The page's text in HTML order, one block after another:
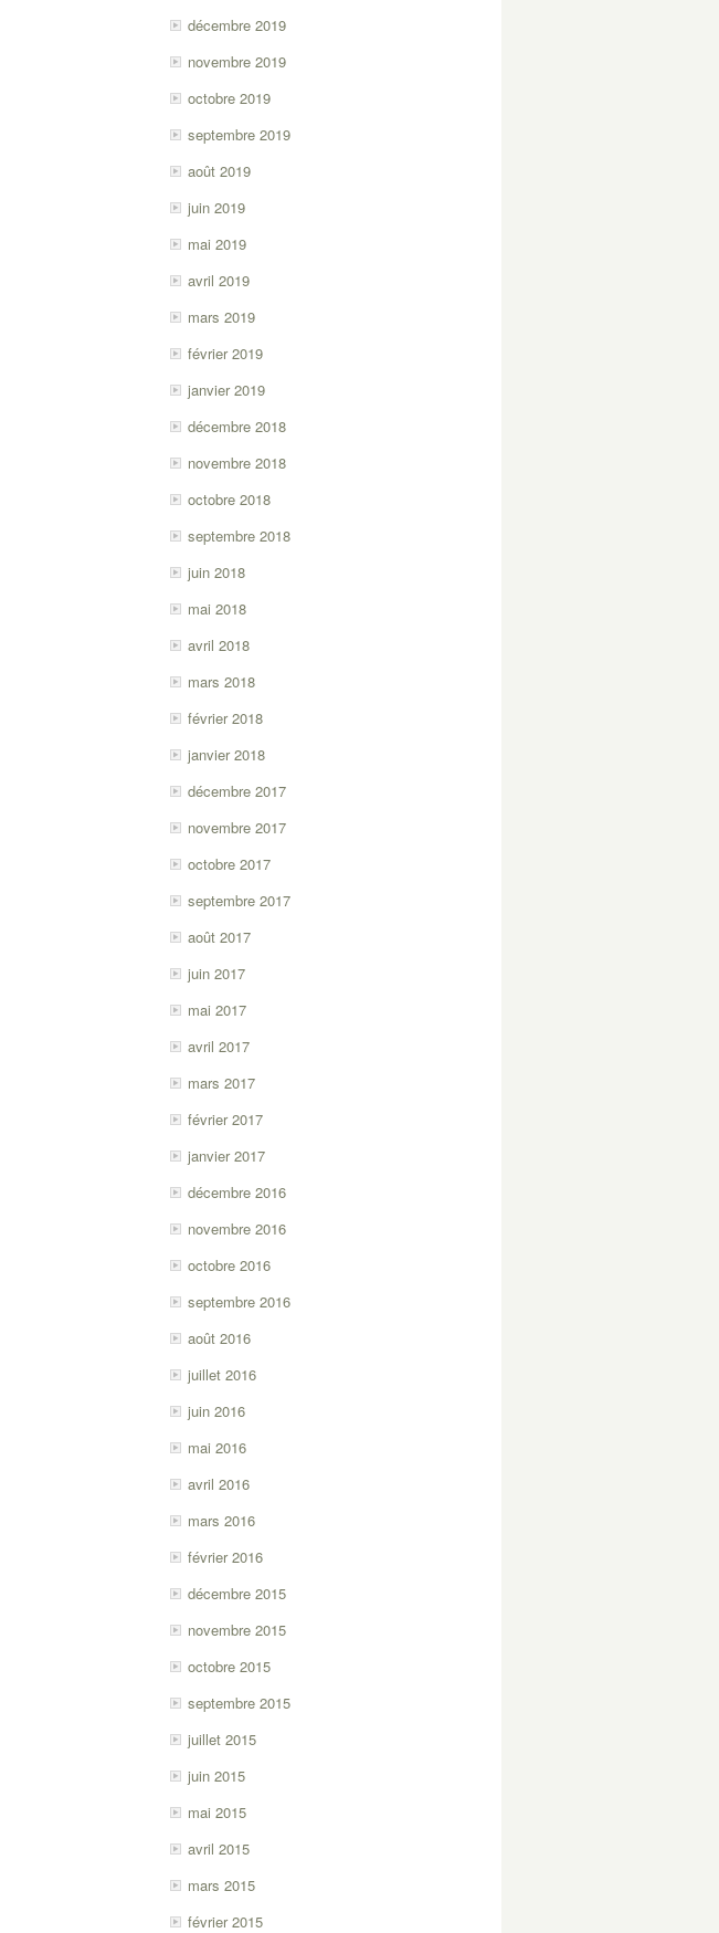
décembre 2019
novembre 2019
octobre 2019
septembre 2019
août 2019
juin 2019
mai 2019
avril 2019
mars 2019
février 2019
janvier 2019
décembre 2018
novembre 2018
octobre 2018
septembre 2018
juin 2018
mai 2018
avril 2018
mars 2018
février 2018
janvier 2018
décembre 2017
novembre 2017
octobre 2017
septembre 2017
août 2017
juin 2017
mai 2017
avril 2017
mars 2017
février 2017
janvier 2017
décembre 2016
novembre 2016
octobre 2016
septembre 2016
août 2016
juillet 2016
juin 2016
mai 2016
avril 2016
mars 2016
février 2016
décembre 2015
novembre 2015
octobre 2015
septembre 2015
juillet 2015
juin 2015
mai 2015
avril 2015
mars 2015
février 2015